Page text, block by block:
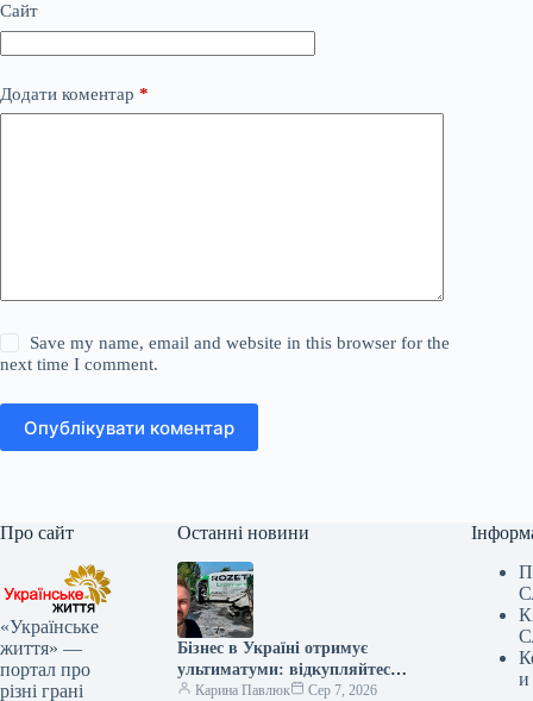
Сайт
Додати коментар *
Save my name, email and website in this browser for the
next time I comment.
Опублікувати коментар
Про сайт
«Українське
життя» —
портал про
різні грані
Останні новини
Бізнес в Україні отримує
ультиматуми: відкупляйтеся
від атак або втратите все
Карина Павлюк Сер 7, 2026
и